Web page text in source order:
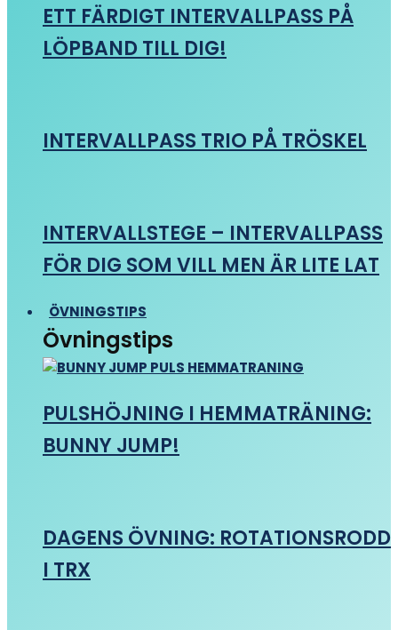
ETT FÄRDIGT INTERVALLPASS PÅ
LÖPBAND TILL DIG!
INTERVALLPASS TRIO PÅ TRÖSKEL
INTERVALLSTEGE – INTERVALLPASS
FÖR DIG SOM VILL MEN ÄR LITE LAT
ÖVNINGSTIPS
Övningstips
PULSHÖJNING I HEMMATRÄNING:
BUNNY JUMP!
DAGENS ÖVNING: ROTATIONSRODD
I TRX